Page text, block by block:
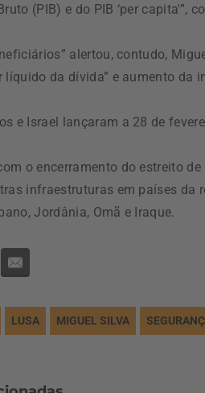
(PIB) e do PIB ‘per capita'”,
alertou, contudo,
líquido da dívida” e aumento da
e Israel lançaram a 28 de
o encerramento do estreito
infraestruturas em países da
Jordânia, Omã e Iraque.
LUSA MIGUEL SILVA